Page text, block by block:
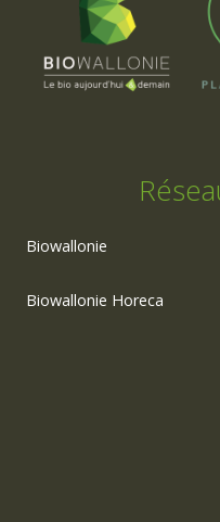
Biowallonie
Biowallonie Horeca